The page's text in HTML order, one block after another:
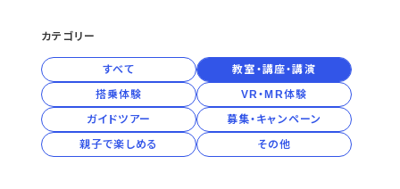
航空エリア
宇宙エリア
屋外展示
その他の展示
シアタールーム上映
操縦シミュレーション体験
ガイドツアー
イベントカレンダー
予約申し込み
これまでのイベント
収蔵品検索
資料の貸出
地域との連携
レンタルそらはく
空宙博ボランティア
一般団体
福祉団体
子ども会・スポーツ少年団等
学校団体
学校・教育関係
学校・教育関係の方へ
遠足・社会見学
展示・イベントカレンダー
イベント予約申し込み
チャレンジそらはく
スタッフコラム お知らせ
2026年
2025年
カテゴリー
すべて
教室・講座・講演
搭乗体験
VR・MR体験
ガイドツアー
募集・キャンペーン
親子で楽しめる
その他